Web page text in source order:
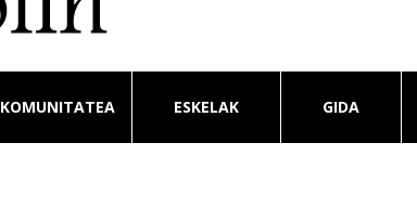
KOMUNITATEA ESKELAK GIDA